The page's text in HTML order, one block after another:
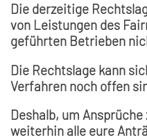
Die derzeitige
von Leistungen des
geführten Betrieben
Die Rechtslage kann
Verfahren noch offen
Deshalb, um
weiterhin alle eure